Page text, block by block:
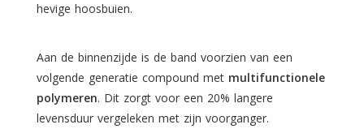
hevige hoosbuien.
Aan de binnenzijde is de band voorzien van een
volgende generatie compound met multifunctionele
polymeren. Dit zorgt voor een 20% langere
levensduur vergeleken met zijn voorganger.